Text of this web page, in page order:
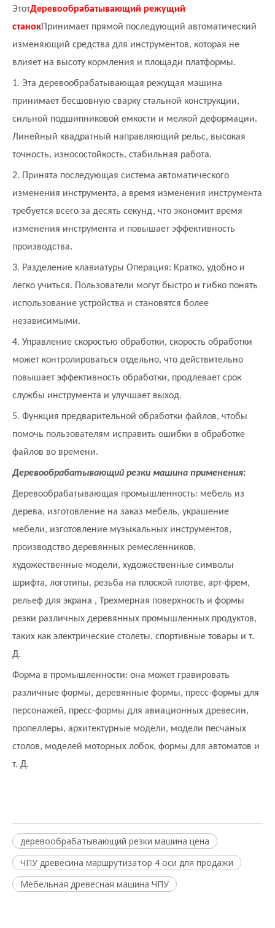
ЭтотДеревообрабатывающий режущий
станокПринимает прямой последующий автоматический
изменяющий средства для инструментов, которая не
влияет на высоту кормления и площади платформы.
1. Эта деревообрабатывающая режущая машина
принимает бесшовную сварку стальной конструкции,
сильной подшипниковой емкости и мелкой деформации.
Линейный квадратный направляющий рельс, высокая
точность, износостойкость, стабильная работа.
2. Принята последующая система автоматического
изменения инструмента, а время изменения инструмента
требуется всего за десять секунд, что экономит время
изменения инструмента и повышает эффективность
производства.
3. Разделение клавиатуры Операция: Кратко, удобно и
легко учиться. Пользователи могут быстро и гибко понять
использование устройства и становятся более
независимыми.
4. Управление скоростью обработки, скорость обработки
может контролироваться отдельно, что действительно
повышает эффективность обработки, продлевает срок
службы инструмента и улучшает выход.
5. Функция предварительной обработки файлов, чтобы
помочь пользователям исправить ошибки в обработке
файлов во времени.
Деревообрабатывающий резки машина применения:
Деревообрабатывающая промышленность: мебель из
дерева, изготовление на заказ мебель, украшение
мебели, изготовление музыкальных инструментов,
производство деревянных ремесленников,
художественные модели, художественные символы
шрифта, логотипы, резьба на плоской плотве, арт-фрем,
рельеф для экрана , Трехмерная поверхность и формы
резки различных деревянных промышленных продуктов,
таких как электрические столеты, спортивные товары и т.
Д.
Форма в промышленности: она может гравировать
различные формы, деревянные формы, пресс-формы для
персонажей, пресс-формы для авиационных древесин,
пропеллеры, архитектурные модели, модели песчаных
столов, моделей моторных лобок, формы для автоматов и
т. Д.
деревообрабатывающий резки машина цена
ЧПУ древесина маршрутизатор 4 оси для продажи
Мебельная древесная машина ЧПУ